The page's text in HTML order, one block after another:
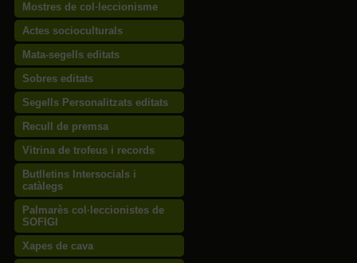
Mostres de col·leccionisme
Actes socioculturals
Mata-segells editats
Sobres editats
Segells Personalitzats editats
Recull de premsa
Vitrina de trofeus i records
Butlletins Intersocials i
catàlegs
Palmarès col·leccionistes de
SOFIGI
Xapes de cava